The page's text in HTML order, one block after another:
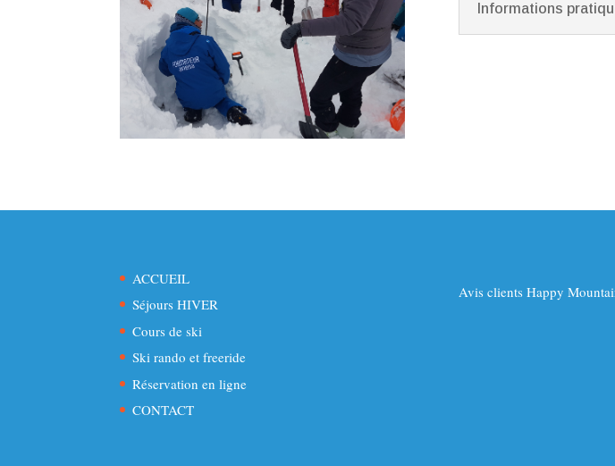
Informations
ACCUEIL
Séjours HIVER
Cours de ski
Ski rando et freeride
Réservation en ligne
CONTACT
Avis clients Happy